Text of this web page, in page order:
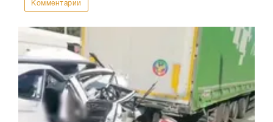
Комментарии